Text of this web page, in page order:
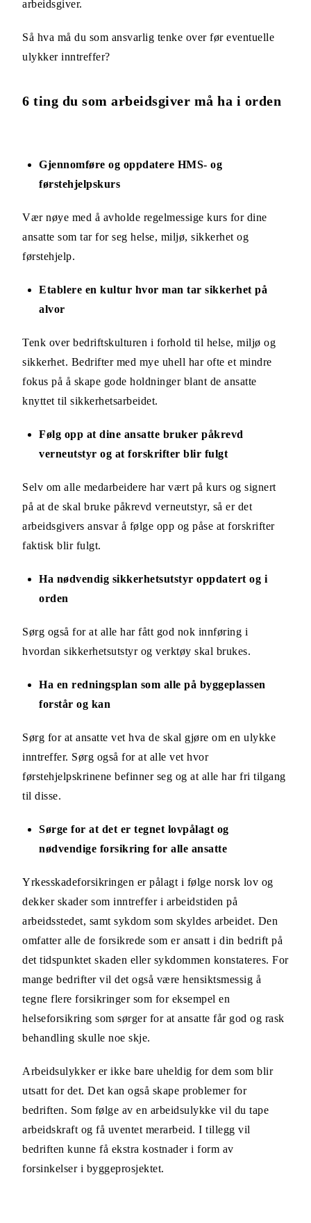
arbeidsgiver.
Så hva må du som ansvarlig tenke over før eventuelle
ulykker inntreffer?
6 ting du som arbeidsgiver må ha i orden
Gjennomføre og oppdatere HMS- og
førstehjelpskurs
Vær nøye med å avholde regelmessige kurs for dine
ansatte som tar for seg helse, miljø, sikkerhet og
førstehjelp.
Etablere en kultur hvor man tar sikkerhet på
alvor
Tenk over bedriftskulturen i forhold til helse, miljø og
sikkerhet. Bedrifter med mye uhell har ofte et mindre
fokus på å skape gode holdninger blant de ansatte
knyttet til sikkerhetsarbeidet.
Følg opp at dine ansatte bruker påkrevd
verneutstyr og at forskrifter blir fulgt
Selv om alle medarbeidere har vært på kurs og signert
på at de skal bruke påkrevd verneutstyr, så er det
arbeidsgivers ansvar å følge opp og påse at forskrifter
faktisk blir fulgt.
Ha nødvendig sikkerhetsutstyr oppdatert og i
orden
Sørg også for at alle har fått god nok innføring i
hvordan sikkerhetsutstyr og verktøy skal brukes.
Ha en redningsplan som alle på byggeplassen
forstår og kan
Sørg for at ansatte vet hva de skal gjøre om en ulykke
inntreffer. Sørg også for at alle vet hvor
førstehjelpskrinene befinner seg og at alle har fri tilgang
til disse.
Sørge for at det er tegnet lovpålagt og
nødvendige forsikring for alle ansatte
Yrkesskadeforsikringen er pålagt i følge norsk lov og
dekker skader som inntreffer i arbeidstiden på
arbeidsstedet, samt sykdom som skyldes arbeidet. Den
omfatter alle de forsikrede som er ansatt i din bedrift på
det tidspunktet skaden eller sykdommen konstateres. For
mange bedrifter vil det også være hensiktsmessig å
tegne flere forsikringer som for eksempel en
helseforsikring som sørger for at ansatte får god og rask
behandling skulle noe skje.
Arbeidsulykker er ikke bare uheldig for dem som blir
utsatt for det. Det kan også skape problemer for
bedriften. Som følge av en arbeidsulykke vil du tape
arbeidskraft og få uventet merarbeid. I tillegg vil
bedriften kunne få ekstra kostnader i form av
forsinkelser i byggeprosjektet.